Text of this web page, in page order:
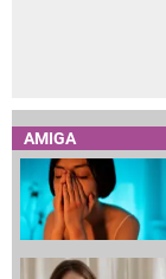
AMIGA